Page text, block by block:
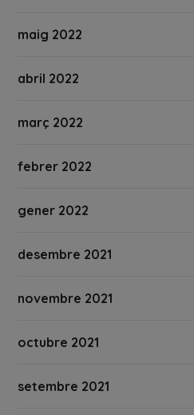
maig 2022
abril 2022
març 2022
febrer 2022
gener 2022
desembre 2021
novembre 2021
octubre 2021
setembre 2021